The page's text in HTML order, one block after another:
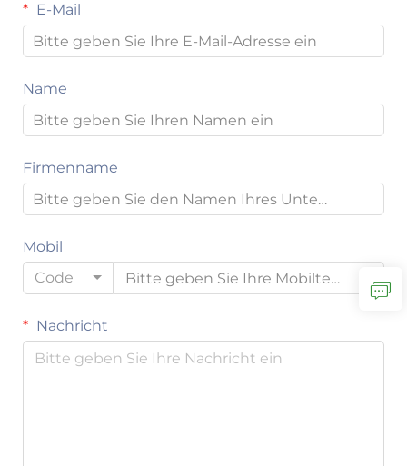
E-Mail
Name
Firmenname
Mobil
Code
Nachricht